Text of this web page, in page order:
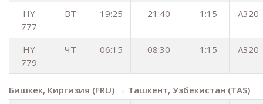
HY
777
ВТ 19:25 21:40 1:15 A320
HY
779
ЧТ 06:15 08:30 1:15 A320
Бишкек, Киргизия (FRU) → Ташкент, Узбекистан (TAS)